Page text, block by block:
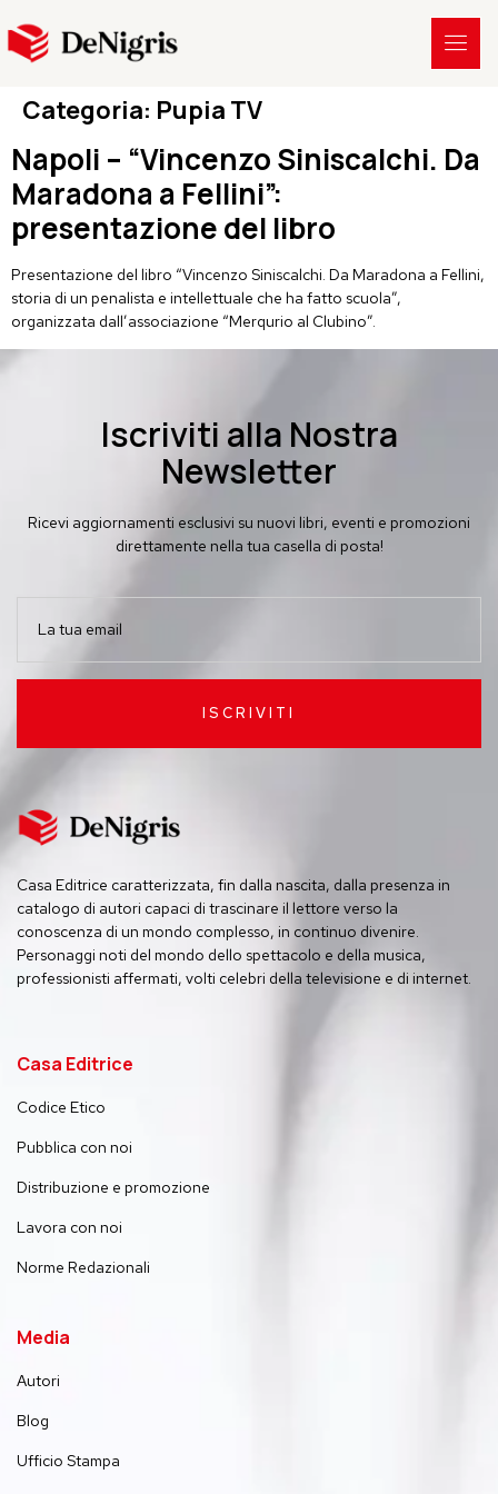
Categoria: Pupia TV
Napoli – “Vincenzo Siniscalchi. Da
Maradona a Fellini”:
presentazione del libro
Presentazione del libro “Vincenzo Siniscalchi. Da Maradona a Fellini,
storia di un penalista e intellettuale che ha fatto scuola”,
organizzata dall’associazione “Merqurio al Clubino”.
Iscriviti alla Nostra
Newsletter
Ricevi aggiornamenti esclusivi su nuovi libri, eventi e promozioni
direttamente nella tua casella di posta!
ISCRIVITI
Casa Editrice caratterizzata, fin dalla nascita, dalla presenza in
catalogo di autori capaci di trascinare il lettore verso la
conoscenza di un mondo complesso, in continuo divenire.
Personaggi noti del mondo dello spettacolo e della musica,
professionisti affermati, volti celebri della televisione e di internet.
Casa Editrice
Codice Etico
Pubblica con noi
Distribuzione e promozione
Lavora con noi
Norme Redazionali
Media
Autori
Blog
Ufficio Stampa